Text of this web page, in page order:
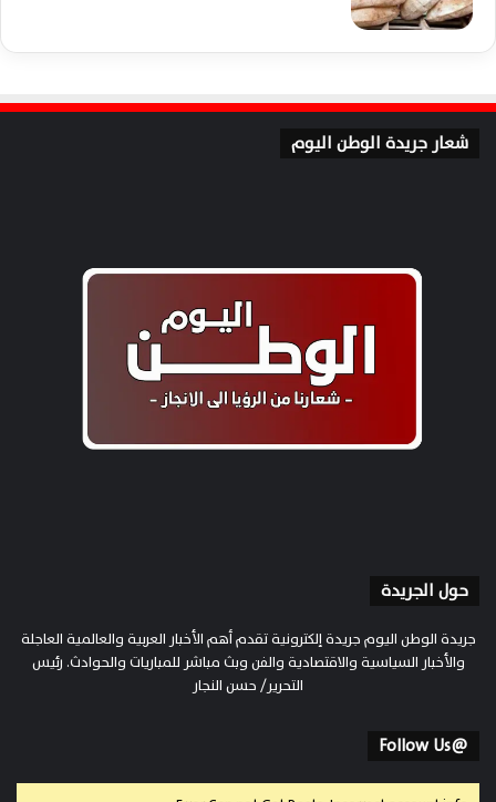
شعار جريدة الوطن اليوم
حول الجريدة
جريدة الوطن اليوم جريدة إلكترونية تقدم أهم الأخبار العربية والعالمية العاجلة
والأخبار السياسية والاقتصادية والفن وبث مباشر للمباريات والحوادث. رئيس
التحرير/ حسن النجار
@Follow Us